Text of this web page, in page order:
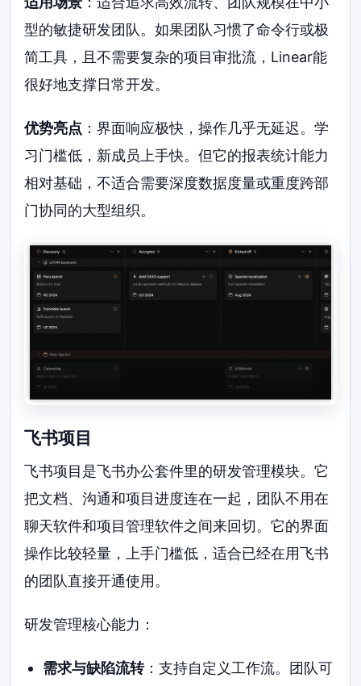
型的敏捷研发团队。如果团队习惯了命令行或极
简工具，且不需要复杂的项目审批流，Linear能
很好地支撑日常开发。
优势亮点 ：界面响应极快，操作几乎无延迟。学
习门槛低，新成员上手快。但它的报表统计能力
相对基础，不适合需要深度数据度量或重度跨部
门协同的大型组织。
飞书项目
飞书项目是飞书办公套件里的研发管理模块。它
把文档、沟通和项目进度连在一起，团队不用在
聊天软件和项目管理软件之间来回切。它的界面
操作比较轻量，上手门槛低，适合已经在用飞书
的团队直接开通使用。
研发管理核心能力：
需求与缺陷流转：支持自定义工作流。团队可